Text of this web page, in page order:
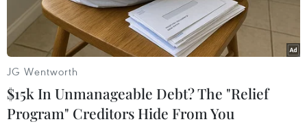
thẳm.
JG Wentworth
$15k In Unmanageable Debt? The "Relief
Program" Creditors Hide From You